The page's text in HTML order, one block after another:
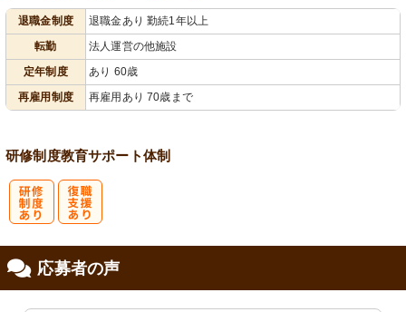
退職金制度
退職金あり 勤続1年以上
転勤
法人運営の他施設
定年制度
あり 60歳
再雇用制度
再雇用あり 70歳まで
研修制度教育サポート体制
応募者の声